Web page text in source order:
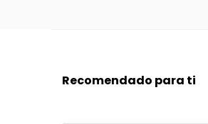
Recomendado para ti